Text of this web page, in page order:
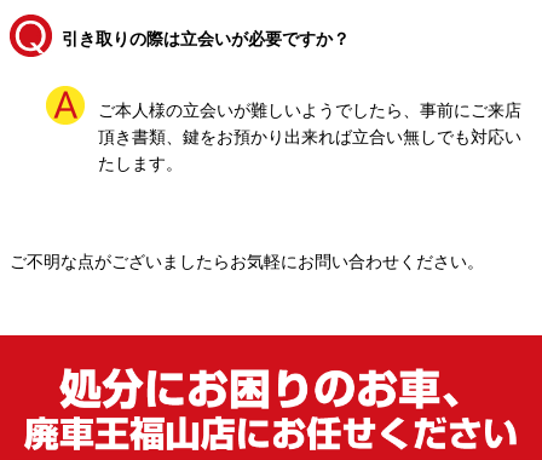
引き取りの際は立会いが必要ですか？
ご本人様の立会いが難しいようでしたら、事前にご来店
頂き書類、鍵をお預かり出来れば立合い無しでも対応い
たします。
ご不明な点がございましたらお気軽にお問い合わせください。